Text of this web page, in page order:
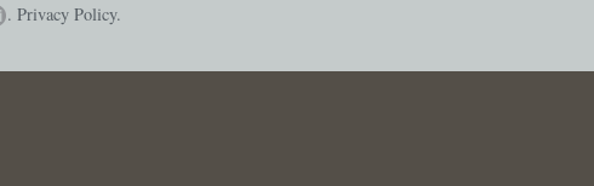
. Privacy Policy.